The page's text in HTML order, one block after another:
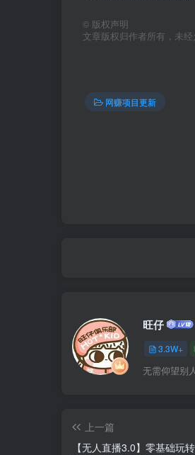
© 版权声明
文章版权归作者所有，未经
网赚项目更新
旺仔
3.3W+
无需仰望别
上一篇
【无人直播3.0】零基础玩